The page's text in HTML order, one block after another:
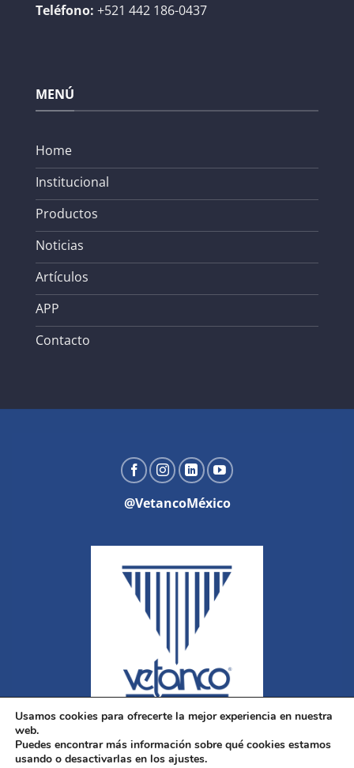
Teléfono: +521 442 186-0437
MENÚ
Home
Institucional
Productos
Noticias
Artículos
APP
Contacto
@VetancoMéxico
Usamos cookies para ofrecerte la mejor experiencia en nuestra
web.
Puedes encontrar más información sobre qué cookies estamos
usando o desactivarlas en los ajustes.